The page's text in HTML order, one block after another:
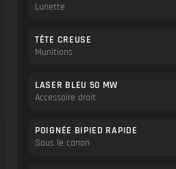
Lunette
TÊTE CREUSE
Munitions
LASER BLEU 50 MW
Accessoire droit
POIGNÉE BIPIED RAPIDE
Sous le canon